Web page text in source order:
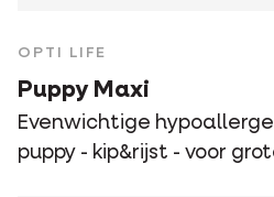
OPTI LIFE
Puppy Maxi
Evenwichtige
puppy - kip&rijst - voor